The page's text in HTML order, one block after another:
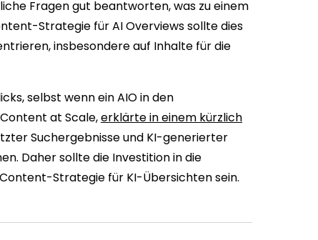
Fragen gut beantworten, was zu einem
Strategie für AI Overviews sollte dies
insbesondere auf Inhalte für die
selbst wenn ein AIO in den
at Scale,erklärte in einem kürzlich
Suchergebnisse und KI-generierter
Daher sollte die Investition in die
Strategie für KI-Übersichten sein.